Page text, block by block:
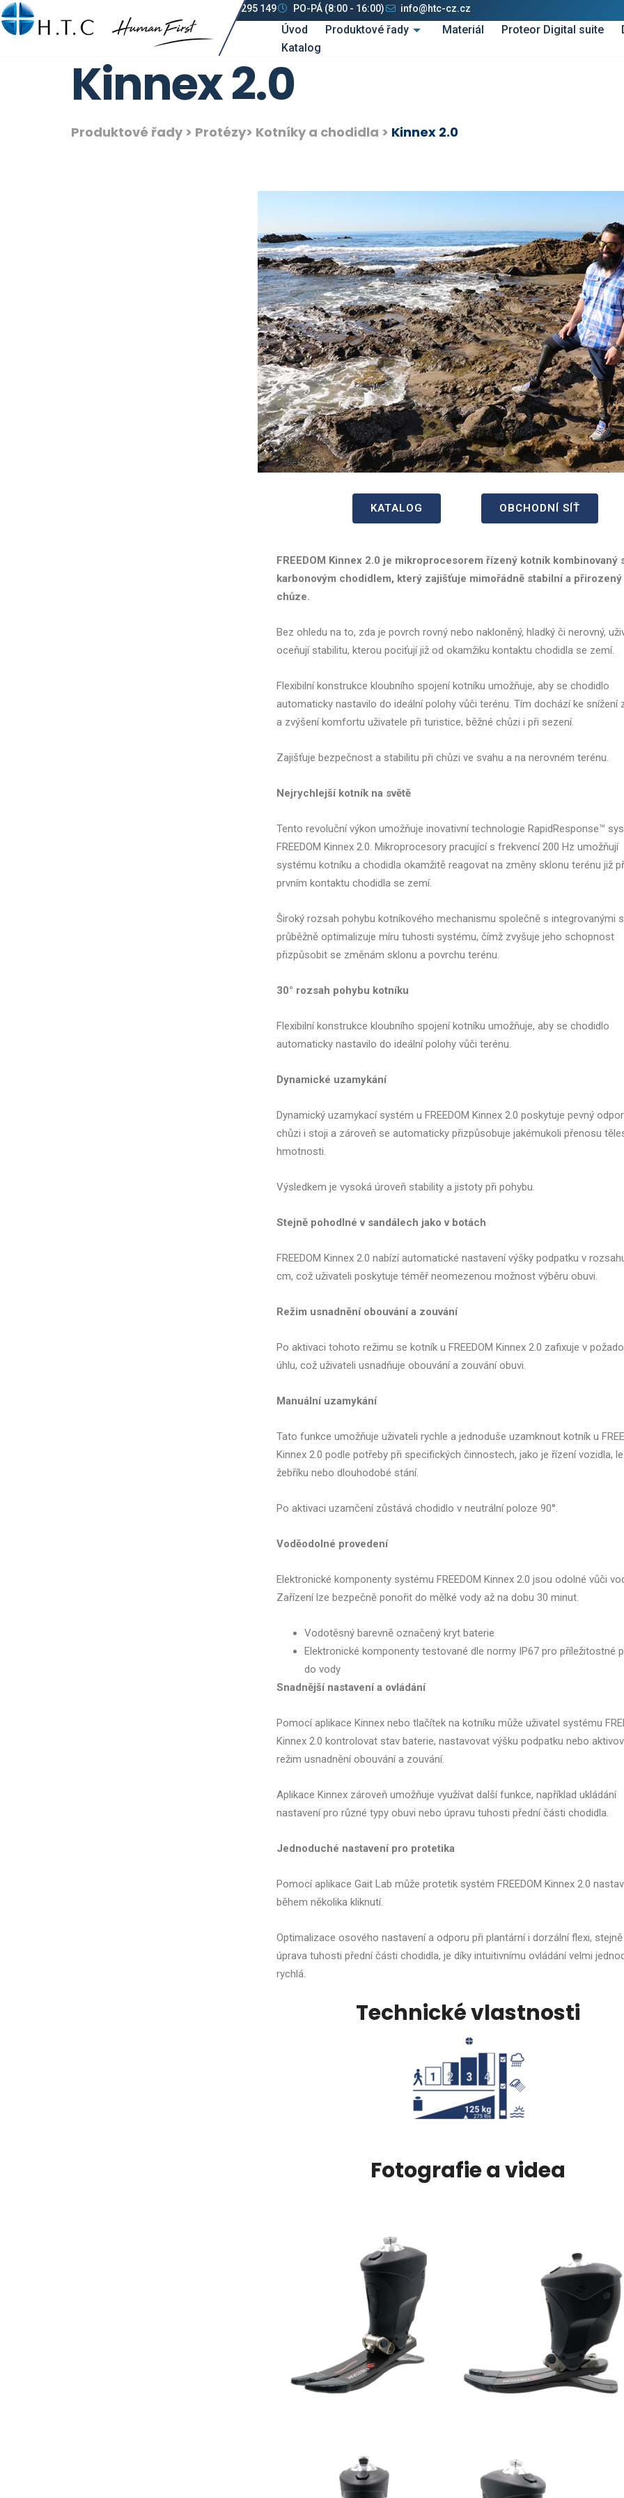
tel: (+420) 602 295 149 PO-PÁ (8:00 - 16:00) info@htc-cz.cz
Úvod Produktové řady Materiál Proteor Digital suite
Katalog
Kinnex 2.0
Produktové řady > Protézy> Kotníky a chodidla > Kinnex 2.0
KATALOG OBCHODNÍ SÍŤ
FREEDOM Kinnex 2.0 je mikroprocesorem řízený kotník kombinovaný
karbonovým chodidlem, který zajišťuje mimořádně stabilní a
chůze.
Bez ohledu na to, zda je povrch rovný nebo nakloněný, hladký či nerovný,
oceňují stabilitu, kterou pociťují již od okamžiku kontaktu chodidla se zemí.
Flexibilní konstrukce kloubního spojení kotníku umožňuje, aby se chodidlo
automaticky nastavilo do ideální polohy vůči terénu. Tím dochází ke snížení
a zvýšení komfortu uživatele při turistice, běžné chůzi i při sezení.
Zajišťuje bezpečnost a stabilitu při chůzi ve svahu a na nerovném terénu.
Nejrychlejší kotník na světě
Tento revoluční výkon umožňuje inovativní technologie RapidResponse™
FREEDOM Kinnex 2.0. Mikroprocesory pracující s frekvencí 200 Hz umožňují
systému kotníku a chodidla okamžitě reagovat na změny sklonu terénu již
prvním kontaktu chodidla se zemí.
Široký rozsah pohybu kotníkového mechanismu společně s integrovanými
průběžně optimalizuje míru tuhosti systému, čímž zvyšuje jeho schopnost
přizpůsobit se změnám sklonu a povrchu terénu.
30° rozsah pohybu kotníku
Flexibilní konstrukce kloubního spojení kotníku umožňuje, aby se chodidlo
automaticky nastavilo do ideální polohy vůči terénu.
Dynamické uzamykání
Dynamický uzamykací systém u FREEDOM Kinnex 2.0 poskytuje pevný
chůzi i stoji a zároveň se automaticky přizpůsobuje jakémukoli přenosu
hmotnosti.
Výsledkem je vysoká úroveň stability a jistoty při pohybu.
Stejně pohodlné v sandálech jako v botách
FREEDOM Kinnex 2.0 nabízí automatické nastavení výšky podpatku v
cm, což uživateli poskytuje téměř neomezenou možnost výběru obuvi.
Režim usnadnění obouvání a zouvání
Po aktivaci tohoto režimu se kotník u FREEDOM Kinnex 2.0 zafixuje v
úhlu, což uživateli usnadňuje obouvání a zouvání obuvi.
Manuální uzamykání
Tato funkce umožňuje uživateli rychle a jednoduše uzamknout kotník u
Kinnex 2.0 podle potřeby při specifických činnostech, jako je řízení vozidla,
žebříku nebo dlouhodobé stání.
Po aktivaci uzamčení zůstává chodidlo v neutrální poloze 90°.
Voděodolné provedení
Elektronické komponenty systému FREEDOM Kinnex 2.0 jsou odolné vůči
Zařízení lze bezpečně ponořit do mělké vody až na dobu 30 minut.
Vodotěsný barevně označený kryt baterie
Elektronické komponenty testované dle normy IP67 pro příležitostné
do vody
Snadnější nastavení a ovládání
Pomocí aplikace Kinnex nebo tlačítek na kotníku může uživatel systému
Kinnex 2.0 kontrolovat stav baterie, nastavovat výšku podpatku nebo
režim usnadnění obouvání a zouvání.
Aplikace Kinnex zároveň umožňuje využívat další funkce, například ukládání
nastavení pro různé typy obuvi nebo úpravu tuhosti přední části chodidla.
Jednoduché nastavení pro protetika
Pomocí aplikace Gait Lab může protetik systém FREEDOM Kinnex 2.0
během několika kliknutí.
Optimalizace osového nastavení a odporu při plantární i dorzální flexi,
úprava tuhosti přední části chodidla, je díky intuitivnímu ovládání velmi
rychlá.
Technické vlastnosti
Fotografie a videa